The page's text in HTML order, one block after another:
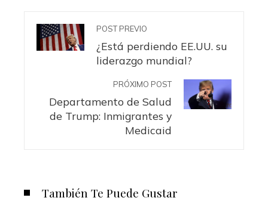
POST PREVIO
¿Está perdiendo EE.UU. su
liderazgo mundial?
PRÓXIMO POST
Departamento de Salud
de Trump: Inmigrantes y
Medicaid
También Te Puede Gustar